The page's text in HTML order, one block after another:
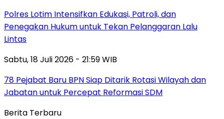
Polres Lotim Intensifkan Edukasi, Patroli, dan
Penegakan Hukum untuk Tekan Pelanggaran Lalu
Lintas
Sabtu, 18 Juli 2026 - 21:59 WIB
78 Pejabat Baru BPN Siap Ditarik Rotasi Wilayah dan
Jabatan untuk Percepat Reformasi SDM
Berita Terbaru